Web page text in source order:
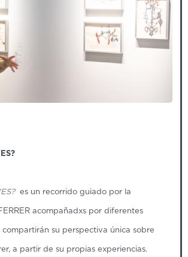
es un recorrido guiado por la
acompañadxs por diferentes
compartirán su perspectiva única sobre
a partir de su propias experiencias.